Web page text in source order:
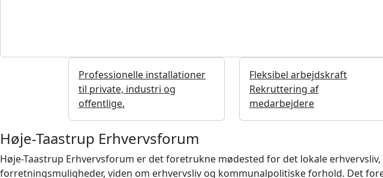
Professionelle installationer
til private, industri og
offentlige.
Fleksibel arbejdskraft
Rekruttering af
medarbejdere
Høje-Taastrup Erhvervsforum
Høje-Taastrup Erhvervsforum er det foretrukne mødested for det lokale
forretningsmuligheder, viden om erhvervsliv og kommunalpolitiske forhold. Det